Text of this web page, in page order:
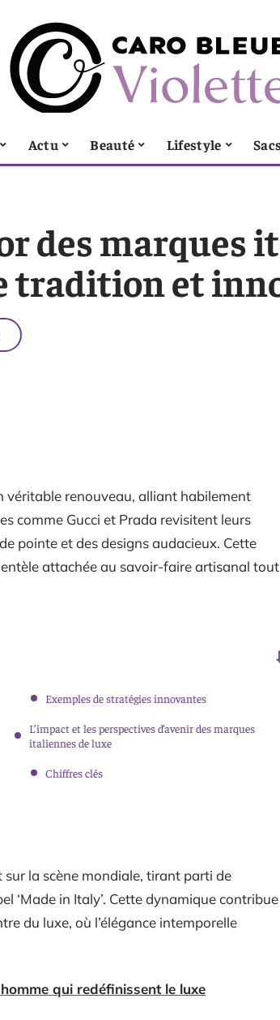
Actu Beauté Lifestyle
des marques
tradition et
véritable renouveau, alliant habilement
comme Gucci et Prada revisitent leurs
pointe et des designs audacieux. Cette
attachée au savoir-faire artisanal tout
Exemples de stratégies innovantes
L’impact et les perspectives d’avenir des marques
italiennes de luxe
Chiffres clés
la scène mondiale, tirant parti de
‘Made in Italy’. Cette dynamique contribue
du luxe, où l’élégance intemporelle
qui redéfinissent le luxe